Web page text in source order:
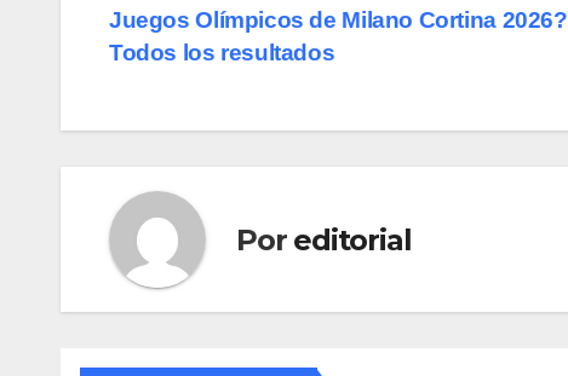
de
Juegos Olímpicos de Milano Cortina 2026?
Todos los resultados
Por editorial